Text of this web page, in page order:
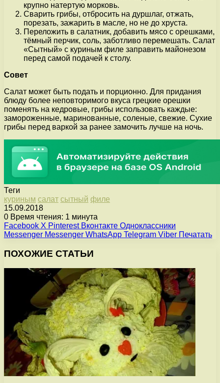
крупно натертую морковь.
Сварить грибы, отбросить на дуршлаг, отжать,
порезать, зажарить в масле, но не до хруста.
Переложить в салатник, добавить мясо с орешками,
тёмный перчик, соль, заботливо перемешать. Салат
«Сытный» с куриным филе заправить майонезом
перед самой подачей к столу.
Совет
Салат может быть подать и порционно. Для придания
блюду более неповторимого вкуса грецкие орешки
поменять на кедровые, грибы использовать каждые:
замороженные, маринованные, соленые, свежие. Сухие
грибы перед варкой за ранее замочить лучше на ночь.
Теги
куриным салат сытный филе
15.09.2018
0 Время чтения: 1 минута
Facebook X Pinterest Вконтакте Одноклассники
Messenger Messenger WhatsApp Telegram Viber Печатать
ПОХОЖИЕ СТАТЬИ